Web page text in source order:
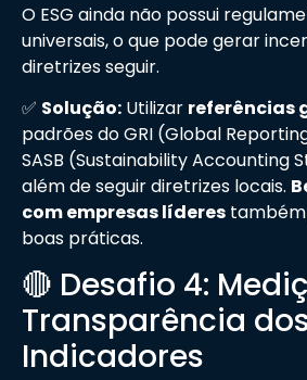
O ESG ainda não possui
universais, o que pode gerar
diretrizes seguir.
✅ Solução: Utilizar referências
padrões do GRI (Global
SASB (Sustainability Accounting
além de seguir diretrizes locais.
com empresas líderes
boas práticas.
🔴 Desafio 4:
Transparência
Indicadores